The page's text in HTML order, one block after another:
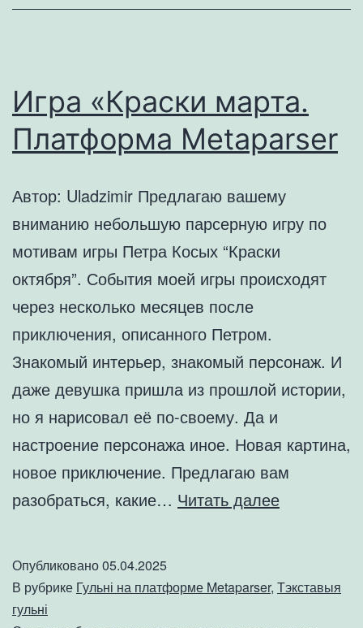
Игра «Краски марта.
Платформа Metaparser
Автор: Uladzimir Предлагаю вашему
вниманию небольшую парсерную игру по
мотивам игры Петра Косых “Краски
октября”. События моей игры происходят
через несколько месяцев после
приключения, описанного Петром.
Знакомый интерьер, знакомый персонаж. И
даже девушка пришла из прошлой истории,
но я нарисовал её по-своему. Да и
настроение персонажа иное. Новая картина,
новое приключение. Предлагаю вам
разобраться, какие… Читать далееИгра
Опубликовано05.04.2025
В рубрике Гульні на платформе Metaparser, Тэкставыя
гульні